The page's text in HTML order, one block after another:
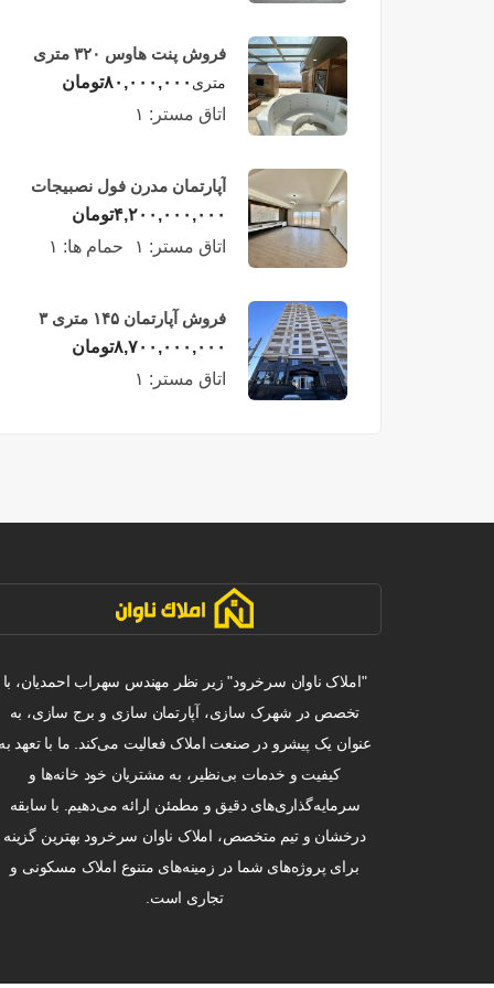
فروش پنت هاوس ۳۲۰ متری
لوکس در طبقه چهاردهم
فریدونکنار
متری ۸۰,۰۰۰,۰۰۰تومان
اتاق مستر: ۱
آپارتمان مدرن فول نصبیجات
ساحلی/فریدونکنار
۴,۲۰۰,۰۰۰,۰۰۰تومان
اتاق مستر: ۱ حمام ها: ۱
فروش آپارتمان ۱۴۵ متری ۳
خوابه در فریدونکنار
۸,۷۰۰,۰۰۰,۰۰۰تومان
اتاق مستر: ۱
"املاک ناوان سرخرود" زیر نظر مهندس سهراب احمدیان، با
تخصص در شهرک سازی، آپارتمان سازی و برج سازی، به
عنوان یک پیشرو در صنعت املاک فعالیت می‌کند. ما با تعهد به
کیفیت و خدمات بی‌نظیر، به مشتریان خود خانه‌ها و
سرمایه‌گذاری‌های دقیق و مطمئن ارائه می‌دهیم. با سابقه
درخشان و تیم متخصص، املاک ناوان سرخرود بهترین گزینه
برای پروژه‌های شما در زمینه‌های متنوع املاک مسکونی و
تجاری است.